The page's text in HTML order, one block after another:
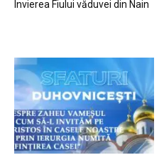
Învierea Fiului văduvei din Nain